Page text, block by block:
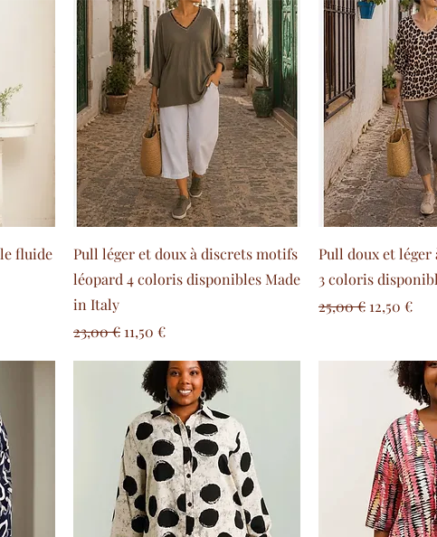
fluide
Pull léger et doux à discrets motifs
léopard 4 coloris disponibles Made
in Italy
Prix original
23,00 € Prix promotionnel
11,50 €
Pull doux et
3 coloris
Prix original
25,00 € Prix
12,50 €